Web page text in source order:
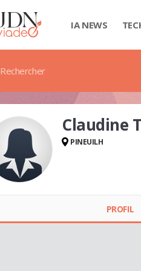
IA NEWS
Rechercher
Claudine
PINEUILH
PROFIL